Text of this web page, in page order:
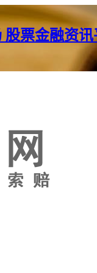
股票金融资讯